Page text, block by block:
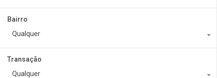
Bairro
Qualquer
Transação
Qualquer